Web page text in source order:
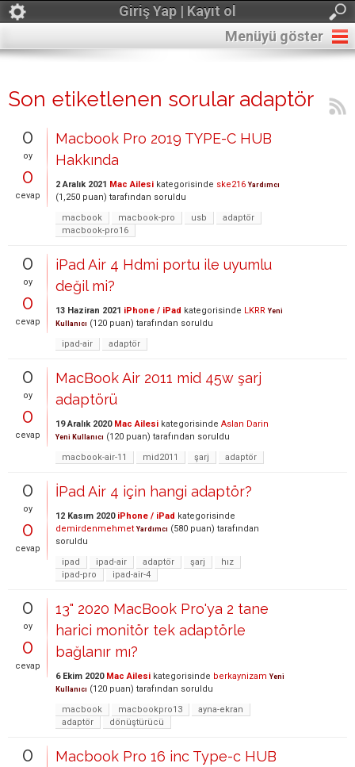
Giriş Yap | Kayıt ol
Menüyü göster
Son etiketlenen sorular adaptör
0
oy
0
cevap
Macbook Pro 2019 TYPE-C HUB
Hakkında
2 Aralık 2021 Mac Ailesi kategorisinde ske216 Yardımcı
(1,250 puan) tarafından soruldu
macbook
macbook-pro usb
adaptör
macbook-pro16
0
oy
0
cevap
iPad Air 4 Hdmi portu ile uyumlu
değil mi?
13 Haziran 2021 iPhone / iPad kategorisinde LKRR Yeni
Kullanıcı (120 puan) tarafından soruldu
ipad-air
adaptör
0
oy
0
cevap
MacBook Air 2011 mid 45w şarj
adaptörü
19 Aralık 2020 Mac Ailesi kategorisinde Aslan Darin
Yeni Kullanıcı (120 puan) tarafından soruldu
macbook-air-11
mid2011 şarj adaptör
0
oy
0
cevap
İPad Air 4 için hangi adaptör?
12 Kasım 2020 iPhone / iPad kategorisinde
demirdenmehmet Yardımcı (580 puan) tarafından
soruldu
ipad
ipad-air adaptör şarj
hız
ipad-pro
ipad-air-4
0
oy
0
cevap
13" 2020 MacBook Pro'ya 2 tane
harici monitör tek adaptörle
bağlanır mı?
6 Ekim 2020 Mac Ailesi kategorisinde berkaynizam Yeni
Kullanıcı (120 puan) tarafından soruldu
macbook
macbookpro13
ayna-ekran
adaptör
dönüştürücü
0
Macbook Pro 16 inc Type-c HUB